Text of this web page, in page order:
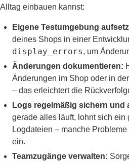
Alltag einbauen kannst:
Eigene Testumgebung
deines Shops in einer
display_errors, um
Änderungen dokumentieren:
Änderungen im Shop oder in
– das erleichtert die
Logs regelmäßig sichern und
gerade alles läuft, lohnt sich
Logdateien – manche
ein.
Teamzugänge verwalten: